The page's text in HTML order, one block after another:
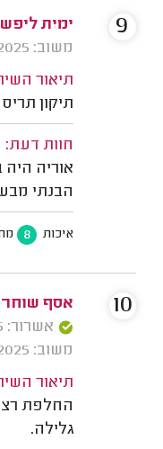
ימית
משוב: 03/09/2025
תיאור
תיקון
חוות דעת:
אוריה היה
הבנתי
איכות 8
9
אסף
אשרור: 25/08/2025
משוב: 26/06/2025
תיאור
החלפת
גלילה.
10